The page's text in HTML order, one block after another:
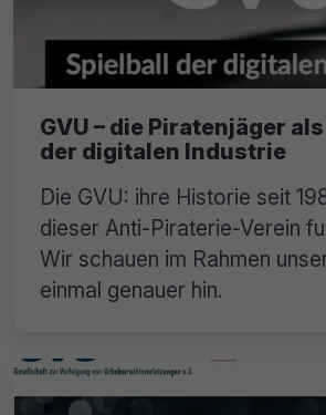
GVU – die Piratenjäger
der digitalen Industrie
Die GVU: ihre Historie seit
dieser Anti-Piraterie-Verein
Wir schauen im Rahmen
einmal genauer hin.